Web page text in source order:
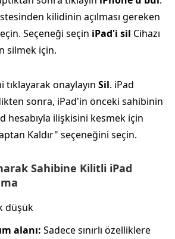
kilidinin açılması gereken
Seçeneği seçin iPad'i sil Cihazı
silmek için.
tıklayarak onaylayın Sil. iPad
sonra, iPad'in önceki sahibinin
hesabıyla ilişkisini kesmek için
Kaldır" seçeneğini seçin.
Sahibine Kilitli iPad
düşük
alanı: Sadece sınırlı özelliklere